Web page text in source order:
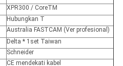
XPR300 / CoreTM
Hubungkan T
Australia FASTCAM (Ver profesional)
Delta * 1set Taiwan
Schneider
CE mendekati kabel